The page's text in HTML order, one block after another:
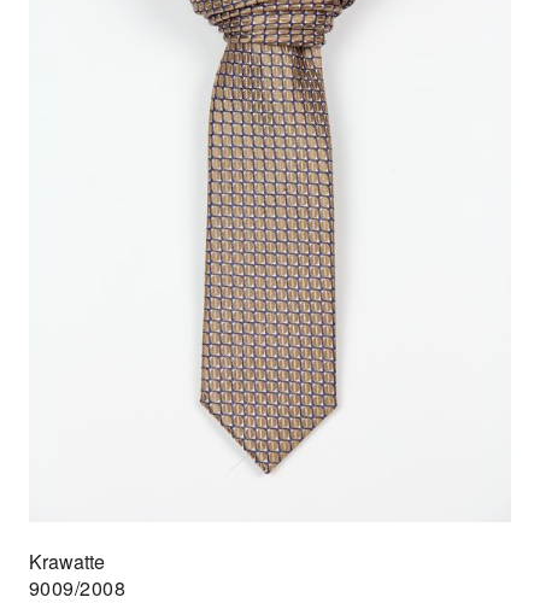
Krawatte
9009/2008